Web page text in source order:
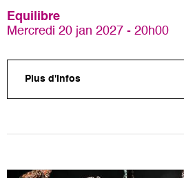
Equilibre
Mercredi 20 jan 2027 - 20h00
Plus d'infos